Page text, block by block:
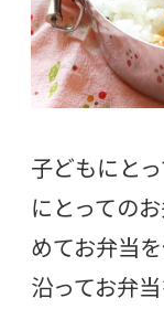
子どもにと
にとっての
めてお弁当
沿ってお弁